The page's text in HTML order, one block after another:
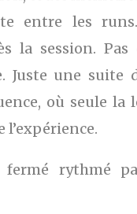
entre les
la session. Pas
Juste une suite
où seule la
rythmé